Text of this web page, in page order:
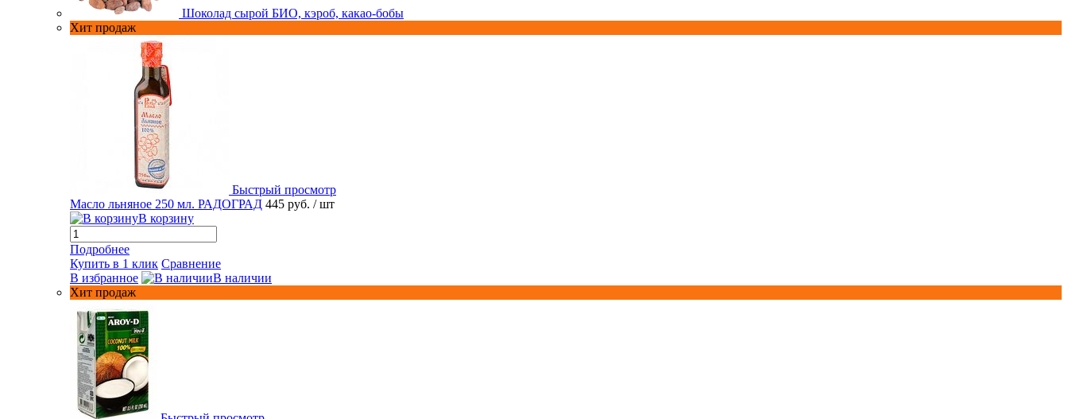
Шоколад сырой БИО, кэроб, какао-бобы
Хит продаж
Быстрый просмотр
Масло льняное 250 мл. РАДОГРАД 445 руб. / шт
В корзину
Подробнее
Купить в 1 клик Сравнение
В избранное
В наличии
Хит продаж